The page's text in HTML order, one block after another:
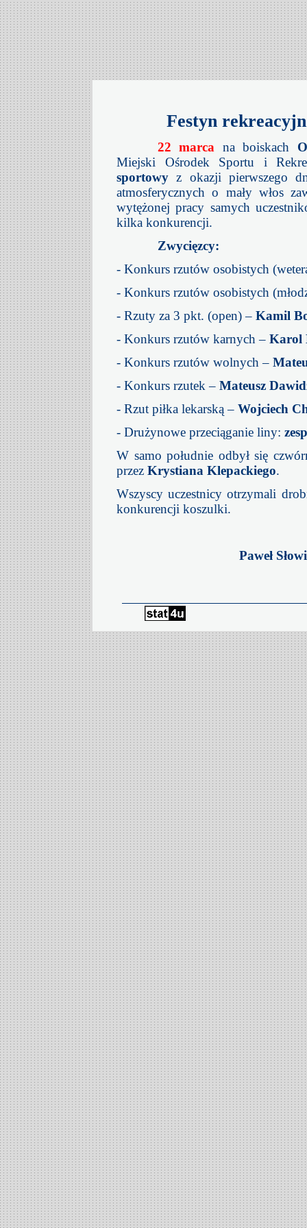
Festyn
22 marca na boiskach
Miejski Ośrodek Sportu i
sportowy z okazji pierwszego
atmosferycznych o mały włos
wytężonej pracy samych
kilka konkurencji.
Zwycięzcy:
- Konkurs rzutów osobistych
- Konkurs rzutów osobistych
- Rzuty za 3 pkt. (open) – Kamil
- Konkurs rzutów karnych – Karol
- Konkurs rzutów wolnych –
- Konkurs rzutek – Mateusz
- Rzut piłka lekarską – Wojciech
- Drużynowe przeciąganie liny:
W samo południe odbył się
przez Krystiana Klepackiego.
Wszyscy uczestnicy otrzymali
konkurencji koszulki.
Paweł